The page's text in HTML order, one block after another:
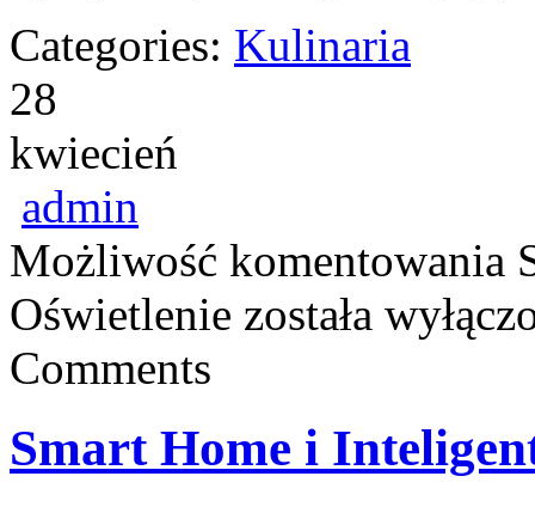
Categories: Kulinaria
28
kwiecień
admin
Możliwość komentowania
Oświetlenie została
Comments
Smart Home i